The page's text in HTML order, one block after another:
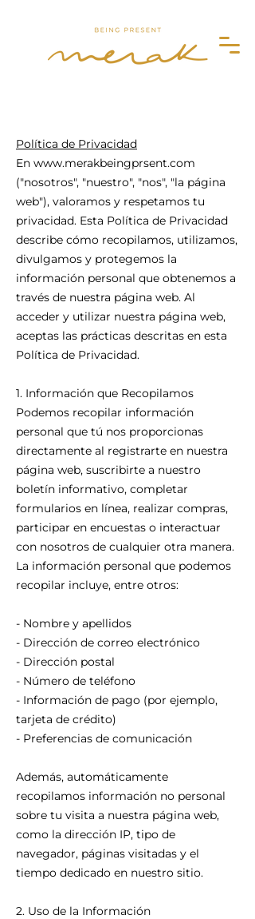
Política de Privacidad
En www.merakbeingprsent.com
("nosotros", "nuestro", "nos", "la página
web"), valoramos y respetamos tu
privacidad. Esta Política de Privacidad
describe cómo recopilamos, utilizamos,
divulgamos y protegemos la
información personal que obtenemos a
través de nuestra página web. Al
acceder y utilizar nuestra página web,
aceptas las prácticas descritas en esta
Política de Privacidad.
1. Información que Recopilamos
Podemos recopilar información
personal que tú nos proporcionas
directamente al registrarte en nuestra
página web, suscribirte a nuestro
boletín informativo, completar
formularios en línea, realizar compras,
participar en encuestas o interactuar
con nosotros de cualquier otra manera.
La información personal que podemos
recopilar incluye, entre otros:
- Nombre y apellidos
- Dirección de correo electrónico
- Dirección postal
- Número de teléfono
- Información de pago (por ejemplo,
tarjeta de crédito)
- Preferencias de comunicación
Además, automáticamente
recopilamos información no personal
sobre tu visita a nuestra página web,
como la dirección IP, tipo de
navegador, páginas visitadas y el
tiempo dedicado en nuestro sitio.
2. Uso de la Información